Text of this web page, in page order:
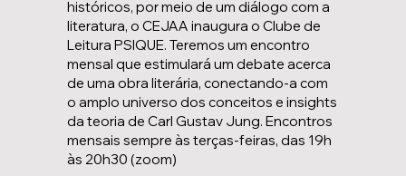
históricos, por meio de um diálogo com a
literatura, o CEJAA inaugura o Clube de
Leitura PSIQUE. Teremos um encontro
mensal que estimulará um debate acerca
de uma obra literária, conectando-a com
o amplo universo dos conceitos e insights
da teoria de Carl Gustav Jung. Encontros
mensais sempre às terças-feiras, das 19h
às 20h30 (zoom)